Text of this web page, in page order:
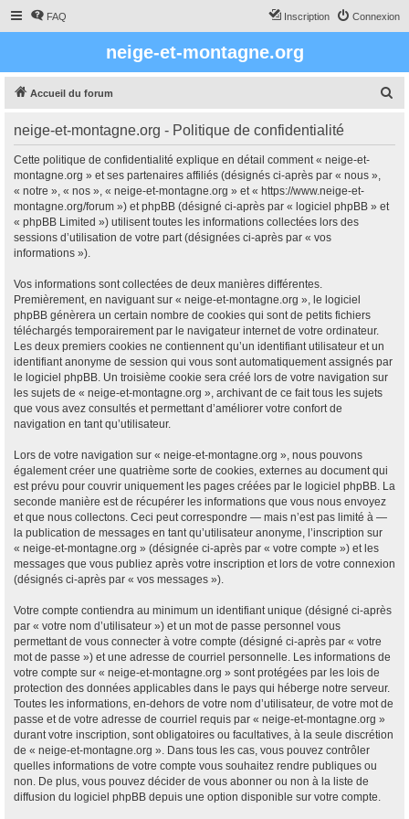
FAQ Connexion
Inscription
neige-et-montagne.org
Accueil du forum
neige-et-montagne.org - Politique de confidentialité
Cette politique de confidentialité explique en détail comment « neige-et-
montagne.org » et ses partenaires affiliés (désignés ci-après par « nous »,
« notre », « nos », « neige-et-montagne.org » et « https://www.neige-et-
montagne.org/forum ») et phpBB (désigné ci-après par « logiciel phpBB » et
« phpBB Limited ») utilisent toutes les informations collectées lors des
sessions d’utilisation de votre part (désignées ci-après par « vos
informations »).
Vos informations sont collectées de deux manières différentes.
Premièrement, en naviguant sur « neige-et-montagne.org », le logiciel
phpBB génèrera un certain nombre de cookies qui sont de petits fichiers
téléchargés temporairement par le navigateur internet de votre ordinateur.
Les deux premiers cookies ne contiennent qu’un identifiant utilisateur et un
identifiant anonyme de session qui vous sont automatiquement assignés par
le logiciel phpBB. Un troisième cookie sera créé lors de votre navigation sur
les sujets de « neige-et-montagne.org », archivant de ce fait tous les sujets
que vous avez consultés et permettant d’améliorer votre confort de
navigation en tant qu’utilisateur.
Lors de votre navigation sur « neige-et-montagne.org », nous pouvons
également créer une quatrième sorte de cookies, externes au document qui
est prévu pour couvrir uniquement les pages créées par le logiciel phpBB. La
seconde manière est de récupérer les informations que vous nous envoyez
et que nous collectons. Ceci peut correspondre — mais n’est pas limité à —
la publication de messages en tant qu’utilisateur anonyme, l’inscription sur
« neige-et-montagne.org » (désignée ci-après par « votre compte ») et les
messages que vous publiez après votre inscription et lors de votre connexion
(désignés ci-après par « vos messages »).
Votre compte contiendra au minimum un identifiant unique (désigné ci-après
par « votre nom d’utilisateur ») et un mot de passe personnel vous
permettant de vous connecter à votre compte (désigné ci-après par « votre
mot de passe ») et une adresse de courriel personnelle. Les informations de
votre compte sur « neige-et-montagne.org » sont protégées par les lois de
protection des données applicables dans le pays qui héberge notre serveur.
Toutes les informations, en-dehors de votre nom d’utilisateur, de votre mot de
passe et de votre adresse de courriel requis par « neige-et-montagne.org »
durant votre inscription, sont obligatoires ou facultatives, à la seule discrétion
de « neige-et-montagne.org ». Dans tous les cas, vous pouvez contrôler
quelles informations de votre compte vous souhaitez rendre publiques ou
non. De plus, vous pouvez décider de vous abonner ou non à la liste de
diffusion du logiciel phpBB depuis une option disponible sur votre compte.